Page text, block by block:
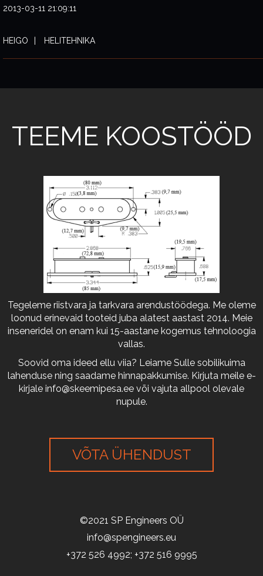
2013-03-11 21:09:11
HEIGO HELITEHNIKA
TEEME KOOSTÖÖD
Tegeleme riistvara ja tarkvara arendustöödega. Me oleme
loonud erinevaid tooteid juba alatest aastast 2014. Meie
inseneridel on enam kui 15-aastane kogemus tehnoloogia
vallas.
Soovid oma ideed ellu viia? Leiame Sulle sobilikuima
lahenduse ning saadame hinnapakkumise. Kirjuta meile e-
kirjale info@skeemipesa.ee või vajuta allpool olevale
nupule.
VÕTA ÜHENDUST
©2021 SP Engineers OÜ
info@spengineers.eu
+372 526 4992; +372 516 9995